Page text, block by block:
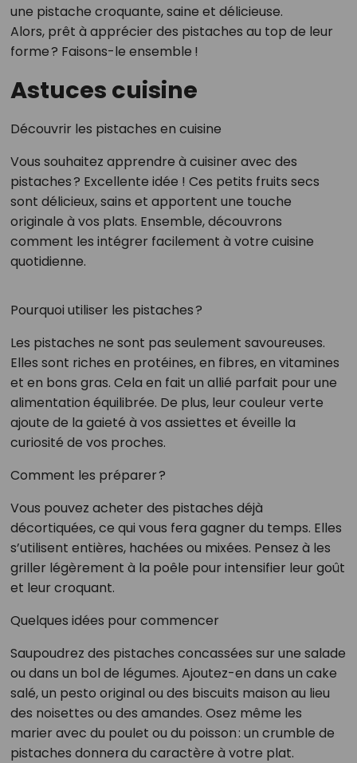
une pistache croquante, saine et délicieuse.
Alors, prêt à apprécier des pistaches au top de leur
forme ? Faisons-le ensemble !
Astuces cuisine
Découvrir les pistaches en cuisine
Vous souhaitez apprendre à cuisiner avec des
pistaches ? Excellente idée ! Ces petits fruits secs
sont délicieux, sains et apportent une touche
originale à vos plats. Ensemble, découvrons
comment les intégrer facilement à votre cuisine
quotidienne.
Pourquoi utiliser les pistaches ?
Les pistaches ne sont pas seulement savoureuses.
Elles sont riches en protéines, en fibres, en vitamines
et en bons gras. Cela en fait un allié parfait pour une
alimentation équilibrée. De plus, leur couleur verte
ajoute de la gaieté à vos assiettes et éveille la
curiosité de vos proches.
Comment les préparer ?
Vous pouvez acheter des pistaches déjà
décortiquées, ce qui vous fera gagner du temps. Elles
s’utilisent entières, hachées ou mixées. Pensez à les
griller légèrement à la poêle pour intensifier leur goût
et leur croquant.
Quelques idées pour commencer
Saupoudrez des pistaches concassées sur une salade
ou dans un bol de légumes. Ajoutez-en dans un cake
salé, un pesto original ou des biscuits maison au lieu
des noisettes ou des amandes. Osez même les
marier avec du poulet ou du poisson : un crumble de
pistaches donnera du caractère à votre plat.